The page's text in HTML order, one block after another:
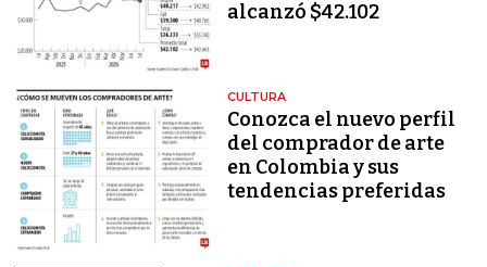
alcanzó $42.102
CULTURA
Conozca el nuevo perfil
del comprador de arte
en Colombia y sus
tendencias preferidas